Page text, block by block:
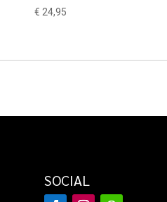
€ 24,95
SOCIAL